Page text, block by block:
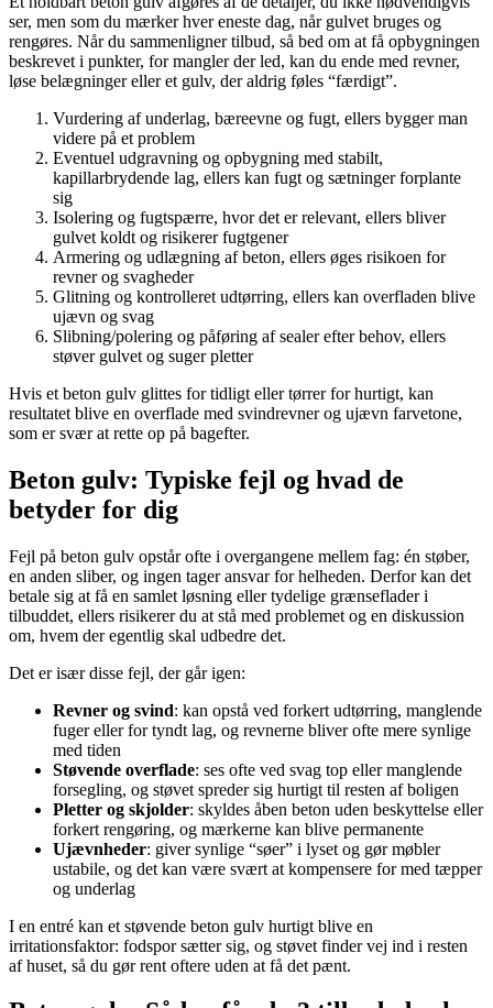
ser, men som du mærker hver eneste dag, når gulvet bruges og
rengøres. Når du sammenligner tilbud, så bed om at få opbygningen
beskrevet i punkter, for mangler der led, kan du ende med revner,
løse belægninger eller et gulv, der aldrig føles “færdigt”.
Vurdering af underlag, bæreevne og fugt, ellers bygger man
videre på et problem
Eventuel udgravning og opbygning med stabilt,
kapillarbrydende lag, ellers kan fugt og sætninger forplante
sig
Isolering og fugtspærre, hvor det er relevant, ellers bliver
gulvet koldt og risikerer fugtgener
Armering og udlægning af beton, ellers øges risikoen for
revner og svagheder
Glitning og kontrolleret udtørring, ellers kan overfladen blive
ujævn og svag
Slibning/polering og påføring af sealer efter behov, ellers
støver gulvet og suger pletter
Hvis et beton gulv glittes for tidligt eller tørrer for hurtigt, kan
resultatet blive en overflade med svindrevner og ujævn farvetone,
som er svær at rette op på bagefter.
Beton gulv: Typiske fejl og hvad de
betyder for dig
Fejl på beton gulv opstår ofte i overgangene mellem fag: én støber,
en anden sliber, og ingen tager ansvar for helheden. Derfor kan det
betale sig at få en samlet løsning eller tydelige grænseflader i
tilbuddet, ellers risikerer du at stå med problemet og en diskussion
om, hvem der egentlig skal udbedre det.
Det er især disse fejl, der går igen:
Revner og svind: kan opstå ved forkert udtørring, manglende
fuger eller for tyndt lag, og revnerne bliver ofte mere synlige
med tiden
Støvende overflade: ses ofte ved svag top eller manglende
forsegling, og støvet spreder sig hurtigt til resten af boligen
Pletter og skjolder: skyldes åben beton uden beskyttelse eller
forkert rengøring, og mærkerne kan blive permanente
Ujævnheder: giver synlige “søer” i lyset og gør møbler
ustabile, og det kan være svært at kompensere for med tæpper
og underlag
I en entré kan et støvende beton gulv hurtigt blive en
irritationsfaktor: fodspor sætter sig, og støvet finder vej ind i resten
af huset, så du gør rent oftere uden at få det pænt.